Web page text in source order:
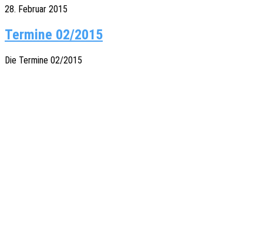
28. Februar 2015
Termine 02/2015
Die Termi­ne 02/2015